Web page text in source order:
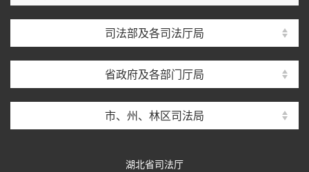
司法部及各司法厅局
省政府及各部门厅局
市、州、林区司法局
湖北省司法厅